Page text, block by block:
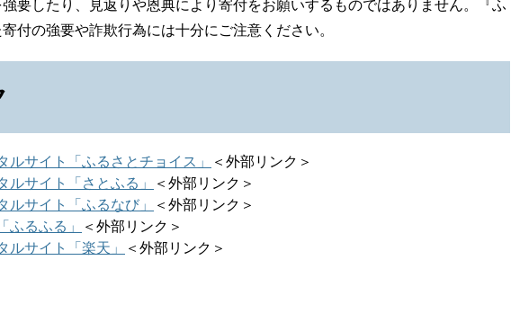
要したり、見返りや恩典により寄付をお願いするものではありません。『ふ
付の強要や詐欺行為には十分にご注意ください。
ルサイト「ふるさとチョイス」
＜外部リンク＞
ルサイト「さとふる」
＜外部リンク＞
ルサイト「ふるなび」
＜外部リンク＞
ふるふる」
＜外部リンク＞
ルサイト「楽天」
＜外部リンク＞